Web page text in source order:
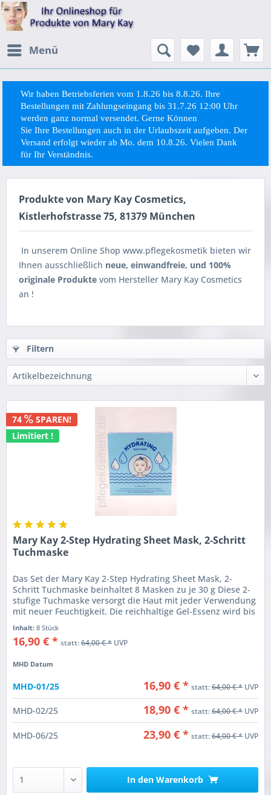
Menü
Wir haben Betriebsferien vom 1.8.26 bis 8.8.26. Ihre
Bestellungen mit Zahlungseingang bis 31.7.26 12:00 Uhr
werden ganz normal versendet. Gerne Können
SieIhreBestellungen auch in der Urlaubszeit aufgeben. Der
Versand erfolgt wieder ab Mo. dem 10.8.26. Vielen Dank
für Ihr Verständnis.
Produkte von Mary Kay Cosmetics,
Kistlerhofstrasse 75, 81379 München
In unserem Online Shop www.pflegekosmetik bieten wir
Ihnen ausschließlich neue, einwandfreie, und 100%
originale Produkte vom Hersteller Mary Kay Cosmetics
an !
Filtern
74
SPAREN!
Limitiert !
Mary Kay 2-Step Hydrating Sheet Mask, 2-Schritt
Tuchmaske
Das Set der Mary Kay 2-Step Hydrating Sheet Mask, 2-
Schritt Tuchmaske beinhaltet 8 Masken zu je 30 g Diese 2-
stufige Tuchmaske versorgt die Haut mit jeder Verwendung
mit neuer Feuchtigkeit. Die reichhaltige Gel-Essenz wird bis
Inhalt:8 Stück
16,90 € * statt:64,00 € *UVP
MHD Datum
MHD-01/25 16,90 € * statt:64,00 € * UVP
MHD-02/25 18,90 € * statt:64,00 € * UVP
MHD-06/25 23,90 € * statt:64,00 € * UVP
In den Warenkorb